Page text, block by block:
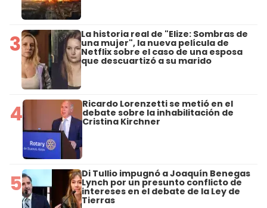
3 La historia real de "Elize: Sombras de
una mujer", la nueva película de
Netflix sobre el caso de una esposa
que descuartizó a su marido
4 Ricardo Lorenzetti se metió en el
debate sobre la inhabilitación de
Cristina Kirchner
5 Di Tullio impugnó a Joaquín Benegas
Lynch por un presunto conflicto de
intereses en el debate de la Ley de
Tierras